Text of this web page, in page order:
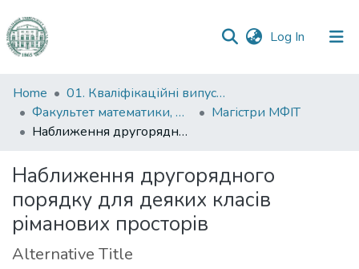
Log In (current)
Communities
&
Collections
Statistics
Home
01. Кваліфікаційні випускні роботи здобувачів вищої освіти
Факультет математики, фізики та інформаційних технологій
Магістри МФІТ
Наближення другорядного порядку для деяких класів ріманових просторів
Наближення другорядного
порядку для деяких класів
ріманових просторів
Alternative Title